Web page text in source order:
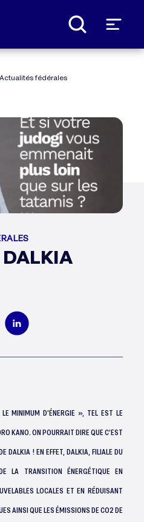
Actualités fédérales
DALKIA
MINIMUM D’ÉNERGIE », TEL EST LE
KANO. ON POURRAIT DIRE QUE C’EST
DALKIA ! EN EFFET, DALKIA, FILIALE DU
LA TRANSITION ÉNERGÉTIQUE EN
LOCALES ET EN RÉDUISANT
AINSI QUE LES ÉMISSIONS DE CO2 DE